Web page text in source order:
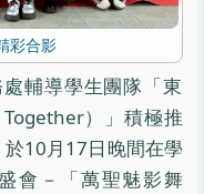
彩合影
輔導學生團隊「東
）」積極推
10月17日晚間在學
會－「萬聖魅影舞